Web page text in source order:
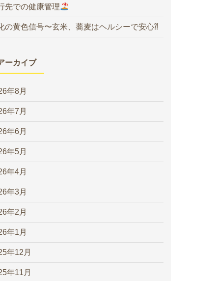
先での健康管理
の黄色信号〜玄米、蕎麦はヘルシーで安心⁈
ーカイブ
年8月
年7月
年6月
年5月
年4月
年3月
年2月
年1月
年12月
年11月